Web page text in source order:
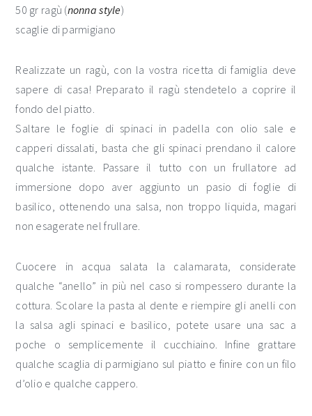
50 gr ragù (nonna style)
scaglie di parmigiano
Realizzate un ragù, con la vostra ricetta di famiglia deve
sapere di casa! Preparato il ragù stendetelo a coprire il
fondo del piatto.
Saltare le foglie di spinaci in padella con olio sale e
capperi dissalati, basta che gli spinaci prendano il calore
qualche istante. Passare il tutto con un frullatore ad
immersione dopo aver aggiunto un pasio di foglie di
basilico, ottenendo una salsa, non troppo liquida, magari
non esagerate nel frullare.
Cuocere in acqua salata la calamarata, considerate
qualche “anello” in più nel caso si rompessero durante la
cottura. Scolare la pasta al dente e riempire gli anelli con
la salsa agli spinaci e basilico, potete usare una sac a
poche o semplicemente il cucchiaino. Infine grattare
qualche scaglia di parmigiano sul piatto e finire con un filo
d’olio e qualche cappero.